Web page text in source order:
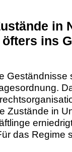
in
ins
Geständnisse
Zustände in
das Regime